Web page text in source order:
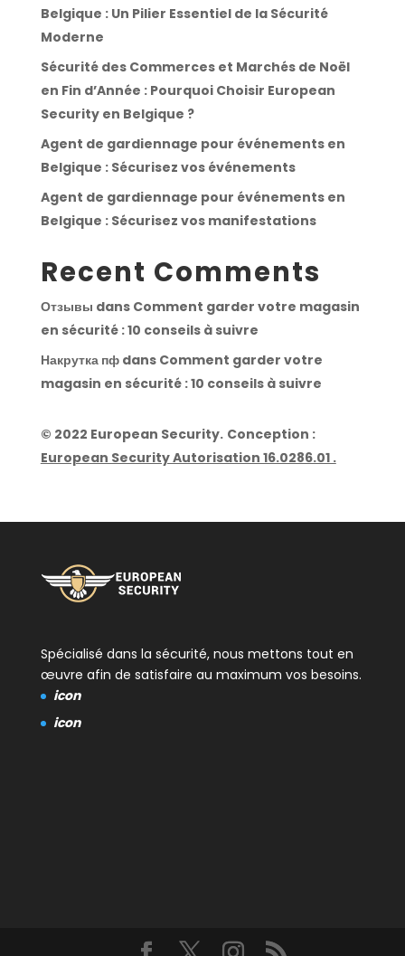
Belgique : Un Pilier Essentiel de la Sécurité
Moderne
Sécurité des Commerces et Marchés de Noël
en Fin d’Année : Pourquoi Choisir European
Security en Belgique ?
Agent de gardiennage pour événements en
Belgique : Sécurisez vos événements
Agent de gardiennage pour événements en
Belgique : Sécurisez vos manifestations
Recent Comments
Отзывы dans Comment garder votre magasin
en sécurité : 10 conseils à suivre
Накрутка пфdans Comment garder votre
magasin en sécurité : 10 conseils à suivre
© 2022 European Security. Conception :
European Security Autorisation 16.0286.01 .
Spécialisé dans la sécurité, nous mettons tout en
œuvre afin de satisfaire au maximum vos besoins.
icon
icon